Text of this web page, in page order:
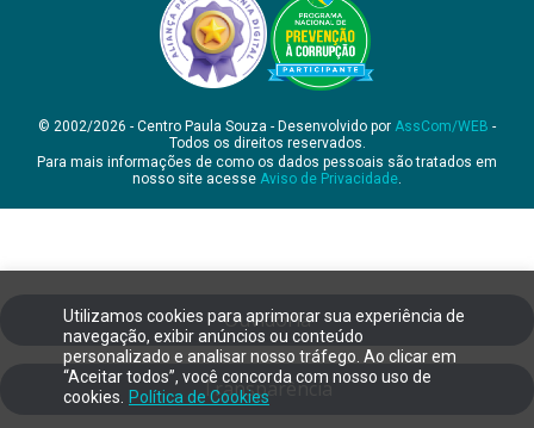
Utilizamos cookies para aprimorar sua experiência de
navegação, exibir anúncios ou conteúdo
personalizado e analisar nosso tráfego. Ao clicar em
“Aceitar todos”, você concorda com nosso uso de
cookies.
Política de Cookies
© 2002/2026 - Centro Paula Souza - Desenvolvido por AssCom/WEB -
Todos os direitos reservados.
Para mais informações de como os dados pessoais são tratados em
nosso site acesse Aviso de Privacidade.
Ouvidoria
Transparência